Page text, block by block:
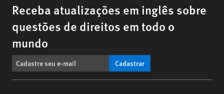
Receba atualizações em inglês sobre
questões de direitos em todo o
mundo
Cadastrar